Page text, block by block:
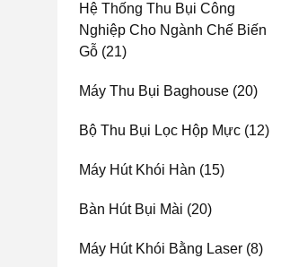
Hệ Thống Thu Bụi Công
Nghiệp Cho Ngành Chế Biến
Gỗ (21)
Máy Thu Bụi Baghouse (20)
Bộ Thu Bụi Lọc Hộp Mực (12)
Máy Hút Khói Hàn (15)
Bàn Hút Bụi Mài (20)
Máy Hút Khói Bằng Laser (8)